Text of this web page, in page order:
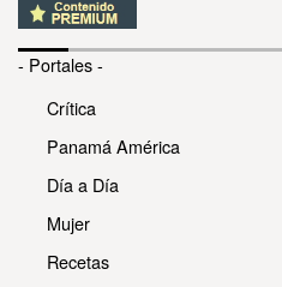
- Portales -
Crítica
Panamá América
Día a Día
Mujer
Recetas